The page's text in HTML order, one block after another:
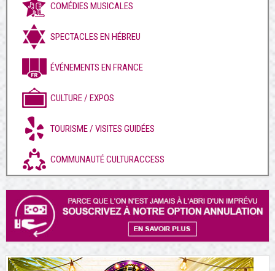
COMÉDIES MUSICALES
SPECTACLES EN HÉBREU
ÉVÉNEMENTS EN FRANCE
CULTURE / EXPOS
TOURISME / VISITES GUIDÉES
COMMUNAUTÉ CULTURACCESS